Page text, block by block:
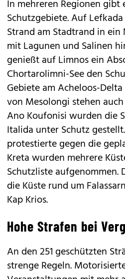
In mehreren Regionen gibt
Schutzgebiete. Auf
Strand am Stadtrand in
mit Lagunen und Salinen
genießt auf Limnos ein
Chortarolimni-See den
Gebiete am Acheloos-
von Mesolongi stehen
Ano Koufonisi wurden die
Italida unter Schutz
protestierte gegen die
Kreta wurden mehrere
Schutzliste
die Küste rund um
Kap Krios.
Hohe Strafen bei
An den 251 geschützten
strenge Regeln.